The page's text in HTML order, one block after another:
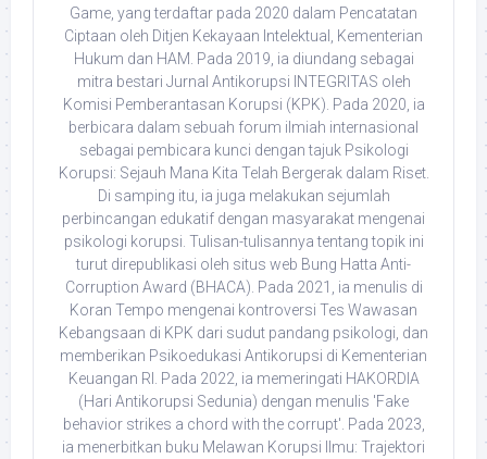
Game, yang terdaftar pada 2020 dalam Pencatatan
Ciptaan oleh Ditjen Kekayaan Intelektual, Kementerian
Hukum dan HAM. Pada 2019, ia diundang sebagai
mitra bestari Jurnal Antikorupsi INTEGRITAS oleh
Komisi Pemberantasan Korupsi (KPK). Pada 2020, ia
berbicara dalam sebuah forum ilmiah internasional
sebagai pembicara kunci dengan tajuk Psikologi
Korupsi: Sejauh Mana Kita Telah Bergerak dalam Riset.
Di samping itu, ia juga melakukan sejumlah
perbincangan edukatif dengan masyarakat mengenai
psikologi korupsi. Tulisan-tulisannya tentang topik ini
turut direpublikasi oleh situs web Bung Hatta Anti-
Corruption Award (BHACA). Pada 2021, ia menulis di
Koran Tempo mengenai kontroversi Tes Wawasan
Kebangsaan di KPK dari sudut pandang psikologi, dan
memberikan Psikoedukasi Antikorupsi di Kementerian
Keuangan RI. Pada 2022, ia memeringati HAKORDIA
(Hari Antikorupsi Sedunia) dengan menulis 'Fake
behavior strikes a chord with the corrupt'. Pada 2023,
ia menerbitkan buku Melawan Korupsi Ilmu: Trajektori